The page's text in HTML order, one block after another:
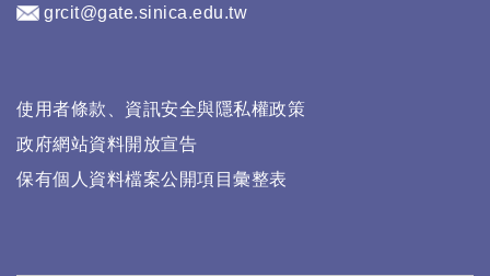
grcit@gate.sinica.edu.tw
使用者條款、資訊安全與隱私權政策
政府網站資料開放宣告
保有個人資料檔案公開項目彙整表